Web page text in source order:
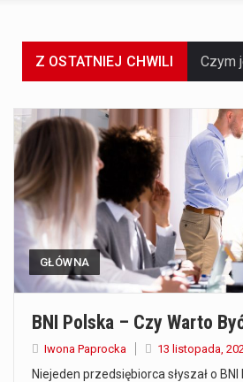
Z OSTATNIEJ CHWILI
GŁÓWNA
BNI Polska – Czy Warto
Iwona Paprocka 13 listopada,
Niejeden przedsiębiorca słyszał o